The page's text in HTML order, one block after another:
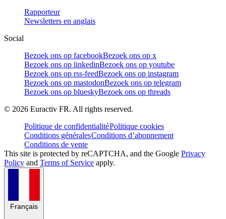
Rapporteur
Newsletters en anglais
Social
Bezoek ons op facebookBezoek ons op x
Bezoek ons op linkedinBezoek ons op youtube
Bezoek ons op rss-feedBezoek ons op instagram
Bezoek ons op mastodonBezoek ons op telegram
Bezoek ons op blueskyBezoek ons op threads
© 2026 Euractiv FR. All rights reserved.
Politique de confidentialitéPolitique cookies
Conditions généralesConditions d’abonnement
Conditions de vente
This site is protected by reCAPTCHA, and the Google Privacy
Policy and Terms of Service apply.
Français